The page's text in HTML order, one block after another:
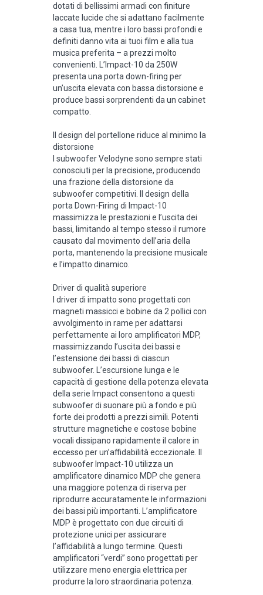
dotati di bellissimi armadi con finiture
laccate lucide che si adattano facilmente
a casa tua, mentre i loro bassi profondi e
definiti danno vita ai tuoi film e alla tua
musica preferita – a prezzi molto
convenienti. L’Impact-10 da 250W
presenta una porta down-firing per
un’uscita elevata con bassa distorsione e
produce bassi sorprendenti da un cabinet
compatto.
Il design del portellone riduce al minimo la
distorsione
I subwoofer Velodyne sono sempre stati
conosciuti per la precisione, producendo
una frazione della distorsione da
subwoofer competitivi. Il design della
porta Down-Firing di Impact-10
massimizza le prestazioni e l’uscita dei
bassi, limitando al tempo stesso il rumore
causato dal movimento dell’aria della
porta, mantenendo la precisione musicale
e l’impatto dinamico.
Driver di qualità superiore
I driver di impatto sono progettati con
magneti massicci e bobine da 2 pollici con
avvolgimento in rame per adattarsi
perfettamente ai loro amplificatori MDP,
massimizzando l’uscita dei bassi e
l’estensione dei bassi di ciascun
subwoofer. L’escursione lunga e le
capacità di gestione della potenza elevata
della serie Impact consentono a questi
subwoofer di suonare più a fondo e più
forte dei prodotti a prezzi simili. Potenti
strutture magnetiche e costose bobine
vocali dissipano rapidamente il calore in
eccesso per un’affidabilità eccezionale. Il
subwoofer Impact-10 utilizza un
amplificatore dinamico MDP che genera
una maggiore potenza di riserva per
riprodurre accuratamente le informazioni
dei bassi più importanti. L’amplificatore
MDP è progettato con due circuiti di
protezione unici per assicurare
l’affidabilità a lungo termine. Questi
amplificatori “verdi” sono progettati per
utilizzare meno energia elettrica per
produrre la loro straordinaria potenza.